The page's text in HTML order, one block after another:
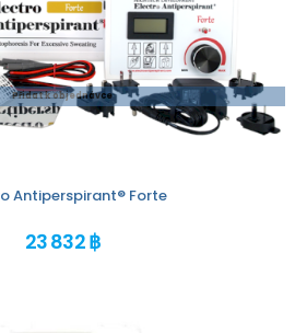
Přidat k objednávce
Antiperspirant® Forte
23 832 ฿